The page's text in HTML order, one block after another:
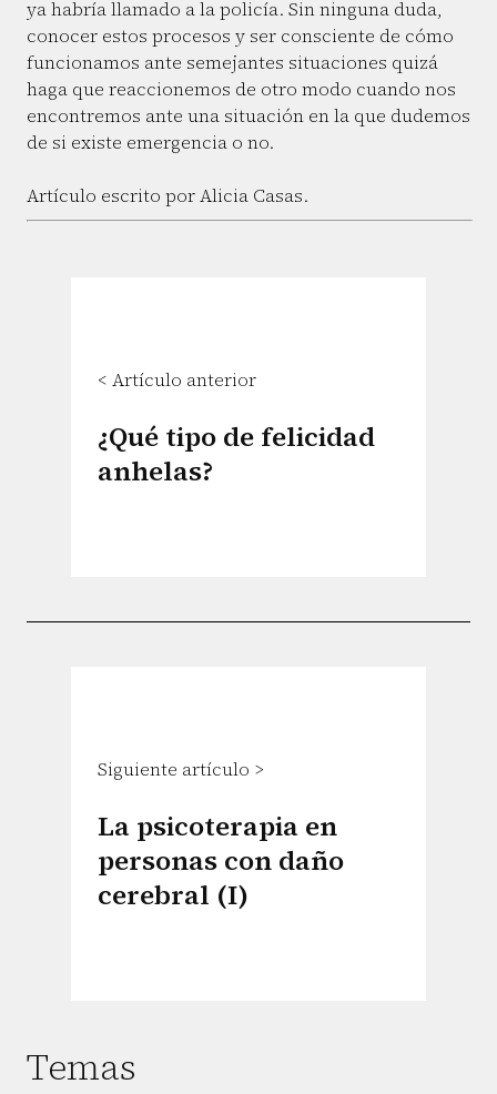
ya habría llamado a la policía. Sin ninguna duda,
conocer estos procesos y ser consciente de cómo
funcionamos ante semejantes situaciones quizá
haga que reaccionemos de otro modo cuando nos
encontremos ante una situación en la que dudemos
de si existe emergencia o no.
Artículo escrito por Alicia Casas.
< Artículo anterior
¿Qué tipo de felicidad
anhelas?
Siguiente artículo >
La psicoterapia en
personas con daño
cerebral (I)
Temas